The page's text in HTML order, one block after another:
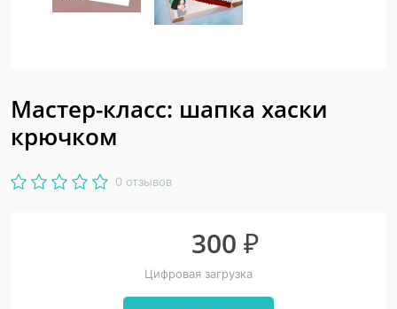
Мастер-класс: шапка хаски
крючком
0 отзывов
300 ₽
Цифровая загрузка